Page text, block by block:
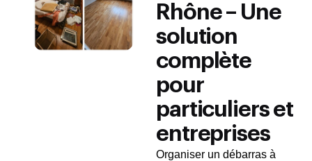
Rhône – Une
solution
complète
pour
particuliers et
entreprises
Organiser un débarras à